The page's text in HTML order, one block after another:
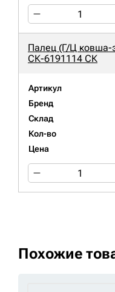
Палец (Г/Ц ковша-
СК-6191114 СК
Артикул
Бренд
Склад
Кол-во
Цена
Похожие